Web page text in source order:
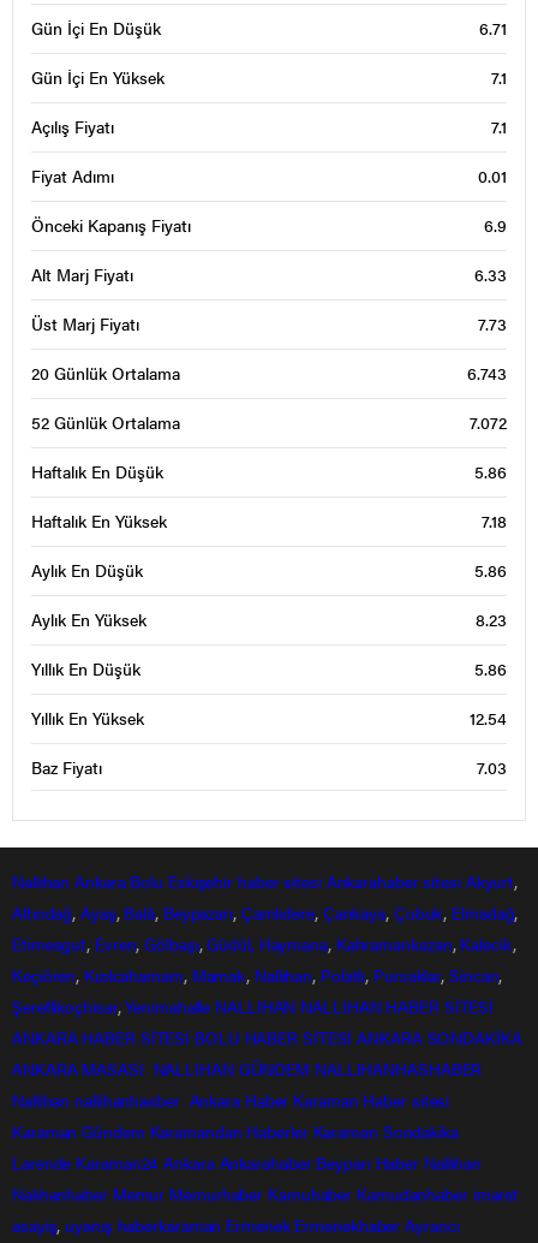
Gün İçi En Düşük 6.71
Gün İçi En Yüksek 7.1
Açılış Fiyatı 7.1
Fiyat Adımı 0.01
Önceki Kapanış Fiyatı 6.9
Alt Marj Fiyatı 6.33
Üst Marj Fiyatı 7.73
20 Günlük Ortalama 6.743
52 Günlük Ortalama 7.072
Haftalık En Düşük 5.86
Haftalık En Yüksek 7.18
Aylık En Düşük 5.86
Aylık En Yüksek 8.23
Yıllık En Düşük 5.86
Yıllık En Yüksek 12.54
Baz Fiyatı 7.03
Nallıhan Ankara Bolu Eskişehir haber sitesi Ankarahabersitesi Akyurt,
Altındağ,Ayaş, Balâ, Beypazarı, Çamlıdere, Çankaya, Çubuk, Elmadağ,
Etimesgut, Evren,Gölbaşı,Güdül, Haymana, Kahramankazan, Kalecik,
Keçiören, Kızılcahamam, Mamak, Nallıhan, Polatlı, Pursaklar,Sincan,
Şereflikoçhisar,Yenimahalle NALLIHAN NALLIHAN HABER SİTESİ
ANKARA HABER SİTESİ BOLU HABER SİTESİ ANKARA SONDAKİKA
ANKARA MASASI NALLIHAN GÜNDEM NALLIHANHASHABER
Nallihan nallihanhasber Ankara Haber Karaman Haber sitesi
Karaman Gündem Karamandan Haberler Karaman Sondakika
Larende Karaman24 Ankara Ankarahaber Beyparı Haber Nallıhan
Nalıhanhaber Memur Memurhaber Kamuhaber Kamudanhaber imaret
asayiş, uyanış haberkaraman Ermenek Ermenekhaber Ayrancı